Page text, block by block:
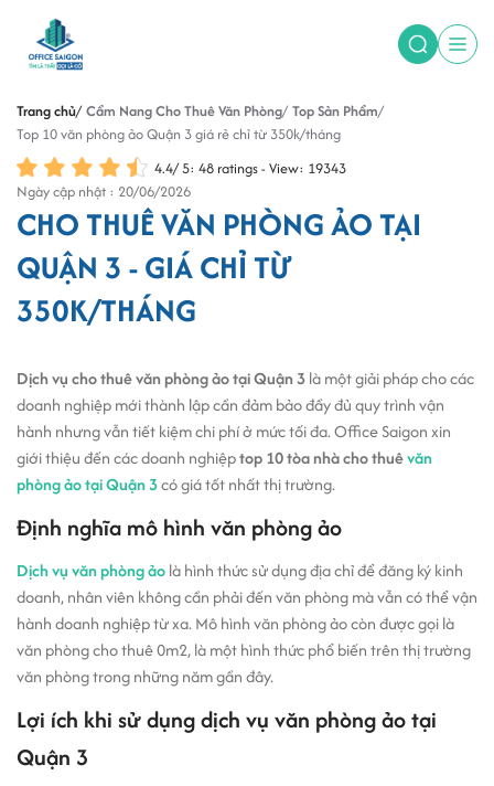
Trang chủ Cẩm Nang Cho Thuê Văn Phòng Top Sản Phẩm
Top 10 văn phòng ảo Quận 3 giá rẻ chỉ từ 350k/tháng
4.4/5: 48 ratings - View: 19343
Ngày cập nhật : 20/06/2026
CHO THUÊ VĂN PHÒNG ẢO TẠI
QUẬN 3 - GIÁ CHỈ TỪ
350K/THÁNG
Dịch vụ cho thuê văn phòng ảo tại Quận 3là một giải pháp cho các
doanh nghiệp mới thành lập cần đảm bảo đầy đủ quy trình vận
hành nhưng vẫn tiết kiệm chi phí ở mức tối đa. Office Saigon xin
giới thiệu đến các doanh nghiệptop 10 tòa nhà cho thuêvăn
phòng ảo tại Quận 3có giá tốt nhất thị trường.
Định nghĩa mô hình văn phòng ảo
Dịch vụ văn phòng ảolà hình thức sử dụng địa chỉ để đăng ký kinh
doanh, nhân viên không cần phải đến văn phòng mà vẫn có thể vận
hành doanh nghiệp từ xa. Mô hình văn phòng ảo còn được gọi là
văn phòng cho thuê 0m2, là một hình thức phổ biến trên thị trường
văn phòng trong những năm gần đây.
Lợi ích khi sử dụng dịch vụ văn phòng ảo tại
Quận 3